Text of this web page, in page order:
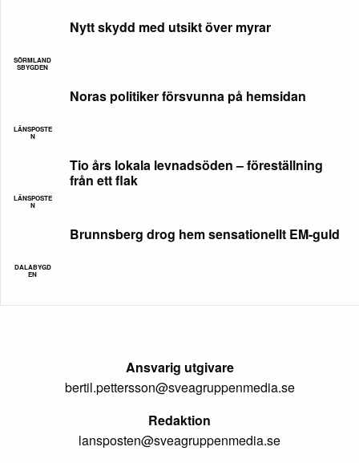
SÖRMLAND
SBYGDEN
Nytt skydd med utsikt över myrar
LÄNSPOSTE
N
Noras politiker försvunna på hemsidan
LÄNSPOSTE
N
Tio års lokala levnadsöden – föreställning
från ett flak
DALABYGD
EN
Brunnsberg drog hem sensationellt EM-guld
Ansvarig utgivare
bertil.pettersson@sveagruppenmedia.se
Redaktion
lansposten@sveagruppenmedia.se